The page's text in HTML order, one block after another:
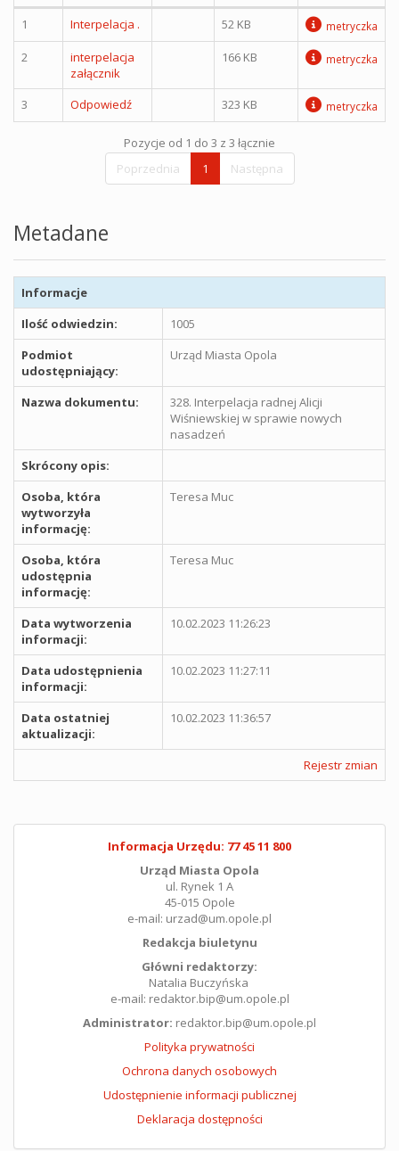
1 Interpelacja . 52 KB metryczka
2
interpelacja
załącznik
166 KB metryczka
3 Odpowiedź 323 KB metryczka
Pozycje od 1 do 3 z 3 łącznie
Poprzednia
1 Następna
Metadane
Informacje
Ilość odwiedzin:
1005
Podmiot
udostępniający:
Urząd Miasta Opola
Nazwa dokumentu:
328. Interpelacja radnej Alicji
Wiśniewskiej w sprawie nowych
nasadzeń
Skrócony opis:
Osoba, która
wytworzyła
informację:
Teresa Muc
Osoba, która
udostępnia
informację:
Teresa Muc
Data wytworzenia
informacji:
10.02.2023 11:26:23
Data udostępnienia
informacji:
10.02.2023 11:27:11
Data ostatniej
aktualizacji:
10.02.2023 11:36:57
Rejestr zmian
Informacja Urzędu: 77 45 11 800
Urząd Miasta Opola
ul. Rynek 1 A
45-015 Opole
e-mail: urzad@um.opole.pl
Redakcja biuletynu
Główni redaktorzy:
Natalia Buczyńska
e-mail: redaktor.bip@um.opole.pl
Administrator: redaktor.bip@um.opole.pl
Polityka prywatności
Ochrona danych osobowych
Udostępnienie informacji publicznej
Deklaracja dostępności